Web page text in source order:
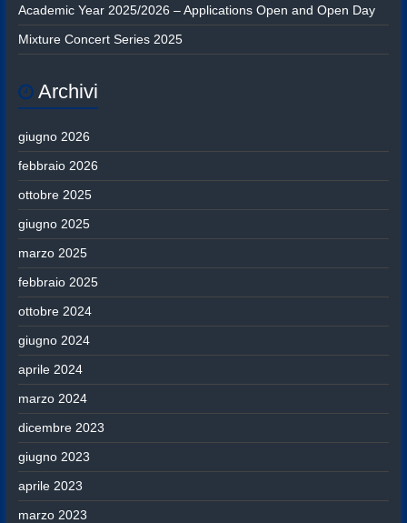
Academic Year 2025/2026 – Applications Open and Open Day
Mixture Concert Series 2025
Archivi
giugno 2026
febbraio 2026
ottobre 2025
giugno 2025
marzo 2025
febbraio 2025
ottobre 2024
giugno 2024
aprile 2024
marzo 2024
dicembre 2023
giugno 2023
aprile 2023
marzo 2023